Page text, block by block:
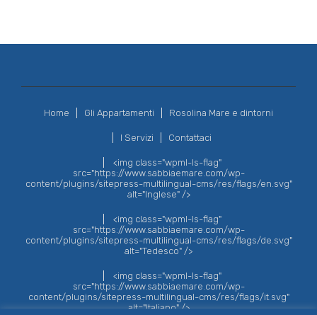
Home Gli Appartamenti Rosolina Mare e dintorni
I Servizi Contattaci
<img class="wpml-ls-flag"
src="https://www.sabbiaemare.com/wp-
content/plugins/sitepress-multilingual-cms/res/flags/en.svg"
alt="Inglese" />
<img class="wpml-ls-flag"
src="https://www.sabbiaemare.com/wp-
content/plugins/sitepress-multilingual-cms/res/flags/de.svg"
alt="Tedesco" />
<img class="wpml-ls-flag"
src="https://www.sabbiaemare.com/wp-
content/plugins/sitepress-multilingual-cms/res/flags/it.svg"
alt="Italiano" />